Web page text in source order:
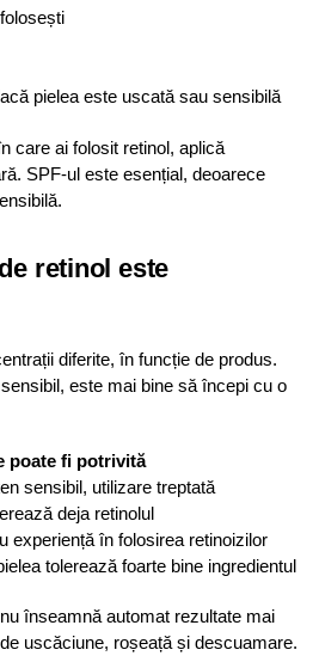
pielea este uscată sau sensibilă
care ai folosit retinol, aplică
SPF-ul este esențial, deoarece
retinol este
diferite, în funcție de produs.
este mai bine să începi cu o
poate fi potrivită
sensibil, utilizare treptată
deja retinolul
experiență în folosirea retinoizilor
tolerează foarte bine ingredientul
înseamnă automat rezultate mai
uscăciune, roșeață și descuamare.